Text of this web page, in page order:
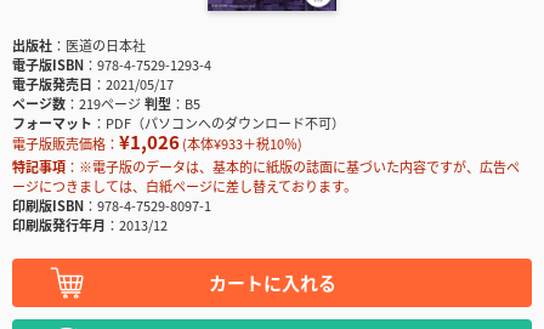
出版社
医道の日本社
電子版ISBN
978-4-7529-1293-4
電子版発売日
2021/05/17
ページ数
219ページ判型
B5
フォーマット
PDF（パソコンへのダウンロード不可）
電子版販売価格： ¥1,026(本体¥933＋税10％)
特記事項
※電子版のデータは、基本的に紙版の誌面に基づいた内容ですが、広告ペ
ージにつきましては、白紙ページに差し替えております。
印刷版ISBN
978-4-7529-8097-1
印刷版発行年月
2013/12
カートに入れる